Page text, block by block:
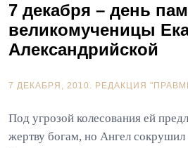
7 декабря – день
великомученицы
Александрийской
7 ДЕКАБРЯ, 2010. РЕДАКЦИЯ
Под угрозой колесования ей
жертву богам, но Ангел сокрушил